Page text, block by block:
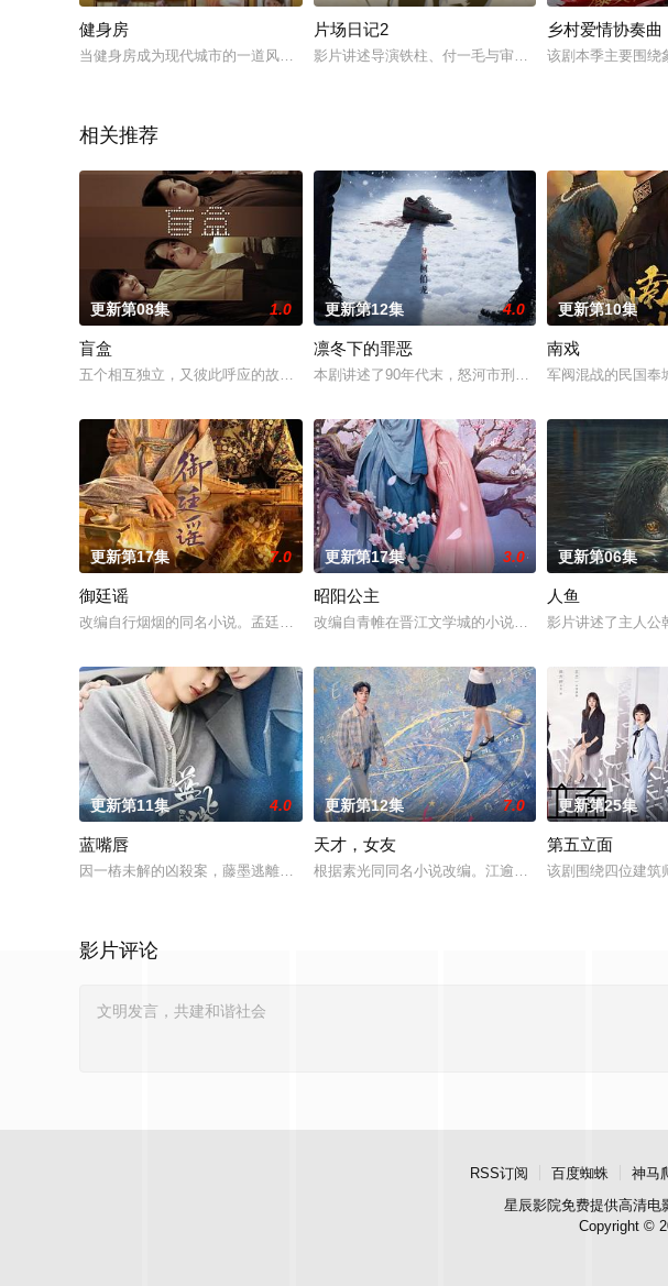
健身房
当健身房成为现代城市的一道风景,六个来自五湖四海、经历不同的年轻人聚集在健身房里,他
片场日记2
影片讲述导演铁柱、付一毛与审核员王尼玛逐梦演艺圈
乡村爱情协奏曲
该剧本季主要围绕
相关推荐
更新第08集 1.0
盲盒
五个相互独立，又彼此呼应的故事——用一场精心策划的“夏令营”完成复仇的受害者；临终前
更新第12集 4.0
凛冬下的罪恶
本剧讲述了90年代末，怒河市刑侦支队在无普及监控、
更新第10集
南戏
军阀混战的民国奉
更新第17集 7.0
御廷谣
改编自行烟烟的同名小说。孟廷辉，大平王朝有史以来个以女子进士科三元及第入翰林院的
更新第17集 3.0
昭阳公主
改编自青帷在晋江文学城的小说《平阳公主》。
更新第06集
人鱼
影片讲述了主人公
更新第11集 4.0
蓝嘴唇
因一樁未解的凶殺案，藤墨逃離了精英律師生涯，開了成人用品商店，過著荒唐空洞的生活
更新第12集 7.0
天才，女友
根据素光同同名小说改编。江逾白长大以后，林知夏忽
更新第25集
第五立面
该剧围绕四位建筑
影片评论
RSS订阅 百度蜘蛛 神马
星辰影院免费提供高清电
Copyright ©